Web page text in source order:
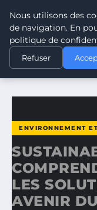
CLIMATE
ACCUEIL
SUSTAINABILITY :
ENVIRONNEMENT
LES
AVENIR
Nous utilisons des
de navigation. En
politique de
Refuser